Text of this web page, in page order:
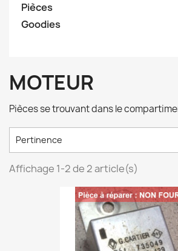
Pièces
Goodies
MOTEUR
Pièces se trouvant dans le
Pertinence
Affichage 1-2 de 2 article(s)